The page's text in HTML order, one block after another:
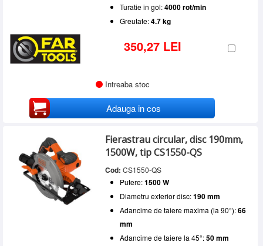
Turatie in gol:4000 rot/min
Greutate:4.7 kg
350,27 LEI
Intreaba stoc
Adauga in cos
Fierastrau circular, disc 190mm,
1500W, tip CS1550-QS
Cod: CS1550-QS
Putere:1500 W
Diametru exterior disc:190 mm
Adancime de taiere maxima (la 90°):66
mm
Adancime de taiere la 45°:50 mm